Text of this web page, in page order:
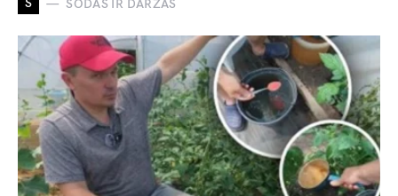
S SODAS IR DARŽAS